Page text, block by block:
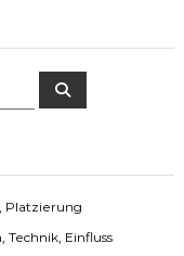
S
Platzierung
Technik, Einfluss